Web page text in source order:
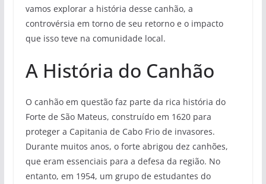
vamos explorar a história desse canhão, a
controvérsia em torno de seu retorno e o impacto
que isso teve na comunidade local.
A História do Canhão
O canhão em questão faz parte da rica história do
Forte de São Mateus, construído em 1620 para
proteger a Capitania de Cabo Frio de invasores.
Durante muitos anos, o forte abrigou dez canhões,
que eram essenciais para a defesa da região. No
entanto, em 1954, um grupo de estudantes do